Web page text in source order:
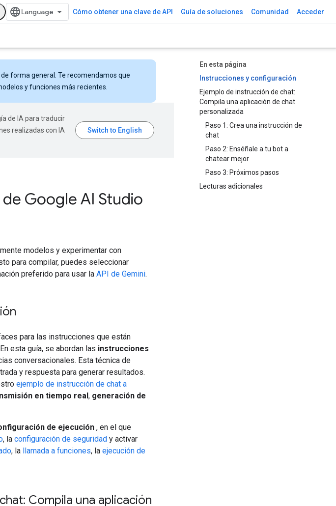
Cómo obtener una clave de API Guía de soluciones Comunidad Acceder
En esta página
Instrucciones y configuración
Ejemplo de instrucción de chat:
Compila una aplicación de chat
personalizada
Paso 1: Crea una instrucción de
chat
Paso 2: Enséñale a tu bot a
chatear mejor
Paso 3: Próximos pasos
Lecturas adicionales
forma general. Te recomendamos que
y funciones más recientes.
de IA para traducir
realizadas con IA
Google AI Studio
modelos y experimentar con
para compilar, puedes seleccionar
preferido para usar la API de Gemini.
para las instrucciones que están
esta guía, se abordan las instrucciones
conversacionales. Esta técnica de
y respuesta para generar resultados.
ejemplo de instrucción de chat a
en tiempo real, generación de
de ejecución , en el que
, la configuración de seguridad y activar
, la llamada a funciones, la ejecución de
Compila una aplicación